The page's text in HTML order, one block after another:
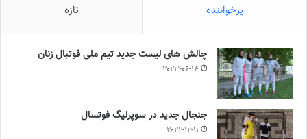
پرخواننده تازه
چالش هاى ليست جدید تيم ملى فوتبال زنان
2023-06-14
جنجال جدید در سوپرلیگ فوتسال
2022-12-11